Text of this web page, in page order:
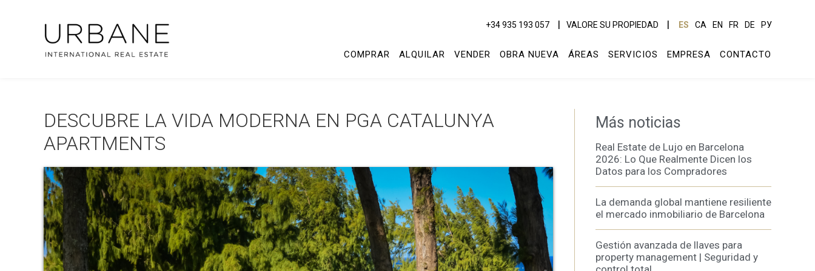
+34 935 193 057 VALORE SU PROPIEDAD ES CA EN FR DE РУ
COMPRAR ALQUILAR VENDER OBRA NUEVA ÁREAS SERVICIOS EMPRESA CONTACTO
DESCUBRE LA VIDA MODERNA EN PGA CATALUNYA
APARTMENTS
Más noticias
Real Estate de Lujo en Barcelona
2026: Lo Que Realmente Dicen los
Datos para los Compradores
La demanda global mantiene resiliente
el mercado inmobiliario de Barcelona
Gestión avanzada de llaves para
property management | Seguridad y